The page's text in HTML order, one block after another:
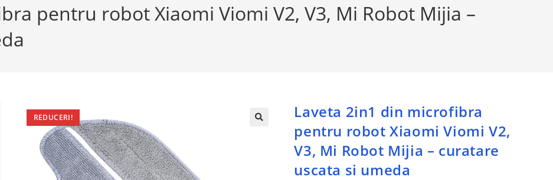
pentru robot Xiaomi Viomi V2, V3, Mi Robot Mijia –
REDUCERI!
Laveta 2in1 din microfibra
pentru robot Xiaomi Viomi V2,
V3, Mi Robot Mijia – curatare
uscata si umeda